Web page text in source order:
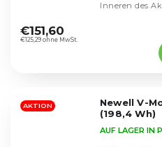
durchschnittliche
Produktbewertung
Sternen.
€125,29 ohne MwSt.
€151,60
Inneren des
AKTION
Newell V-
(198,4 Wh)
AUF LAGER IN